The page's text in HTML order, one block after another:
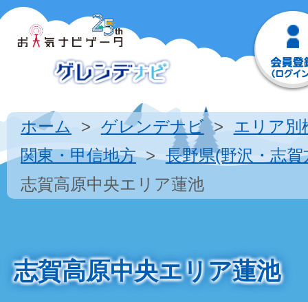
ホーム ゲレンデナビ
エリア別
関東・甲信地方
長野県(野沢・志賀
志賀高原中央エリア蓮池
志賀高原中央エリア蓮池